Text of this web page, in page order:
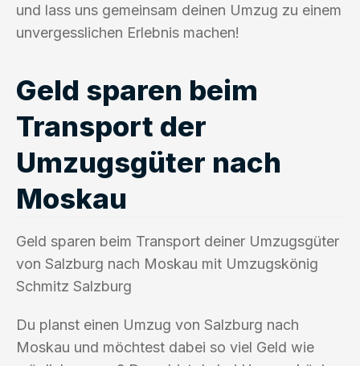
und lass uns gemeinsam deinen Umzug zu einem
unvergesslichen Erlebnis machen!
Geld sparen beim
Transport der
Umzugsgüter nach
Moskau
Geld sparen beim Transport deiner Umzugsgüter
von Salzburg nach Moskau mit Umzugskönig
Schmitz Salzburg
Du planst einen Umzug von Salzburg nach
Moskau und möchtest dabei so viel Geld wie